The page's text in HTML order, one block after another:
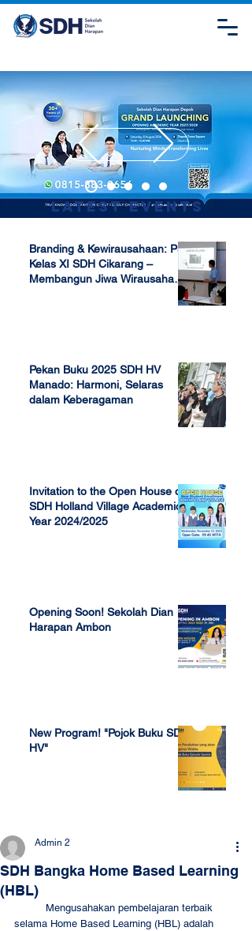
Latest Events
Branding & Kewirausahaan: P5
Kelas XI SDH Cikarang –
Membangun Jiwa Wirausaha
Pekan Buku 2025 SDH HV
Manado: Harmoni, Selaras
dalam Keberagaman
Invitation to the Open House of
SDH Holland Village Academic
Year 2024/2025
Opening Soon! Sekolah Dian
Harapan Ambon
New Program! "Pojok Buku SDH
HV"
SDH Bangka Home Based Learning
(HBL)
Admin 2
selama Home Based Learning (HBL) adalah